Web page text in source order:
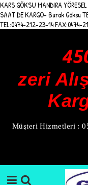
KARS GÖKSU MANDIRA
SAAT DE KARGO- Burak Göksu
TEL:0474-212-23-14 FAX:0474-
zeri
Müşteri Hizmetleri :